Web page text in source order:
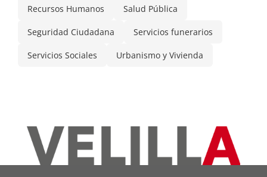
Recursos Humanos Salud Pública
Seguridad Ciudadana Servicios funerarios
Servicios Sociales Urbanismo y Vivienda